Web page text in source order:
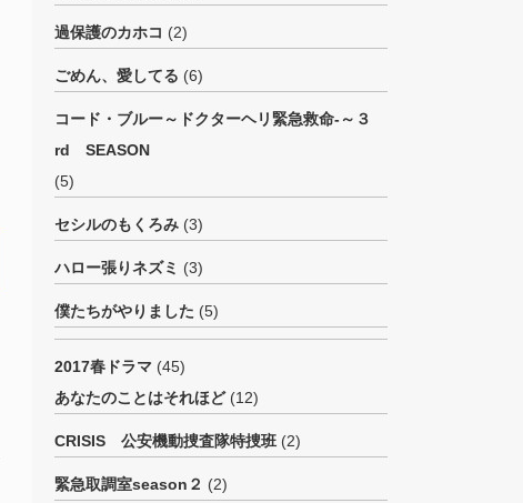
過保護のカホコ (2)
ごめん、愛してる (6)
コード・ブルー～ドクターヘリ緊急救命-～３
rd SEASON
(5)
セシルのもくろみ (3)
ハロー張りネズミ (3)
僕たちがやりました (5)
2017春ドラマ (45)
あなたのことはそれほど(12)
CRISIS 公安機動捜査隊特捜班 (2)
緊急取調室season２ (2)